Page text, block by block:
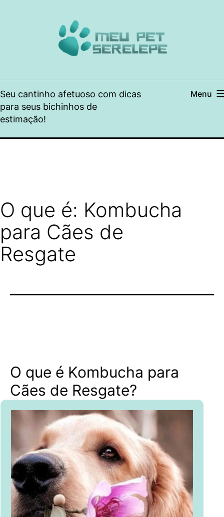
Seu cantinho afetuoso com dicas
para seus bichinhos de
estimação!
Menu
O que é: Kombucha
para Cães de
Resgate
O que é Kombucha para
Cães de Resgate?